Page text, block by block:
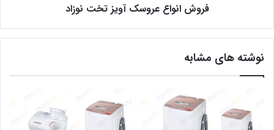
فروش انواع عروسک آویز تخت نوزاد
نوشته های مشابه